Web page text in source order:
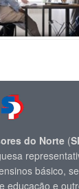
do Norte (
básico,
educação e